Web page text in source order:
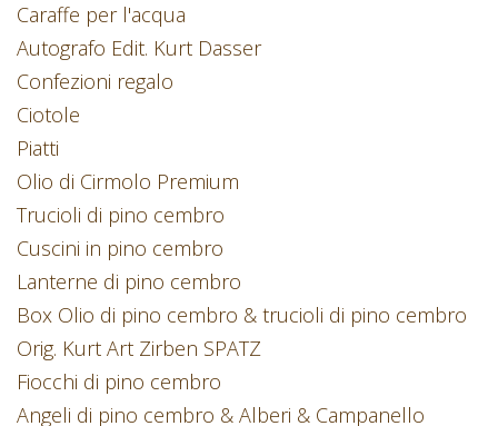
Caraffe per l'acqua
Autografo Edit. Kurt Dasser
Confezioni regalo
Ciotole
Piatti
Olio di Cirmolo Premium
Trucioli di pino cembro
Cuscini in pino cembro
Lanterne di pino cembro
Box Olio di pino cembro & trucioli di pino cembro
Orig. Kurt Art Zirben SPATZ
Fiocchi di pino cembro
Angeli di pino cembro & Alberi & Campanello